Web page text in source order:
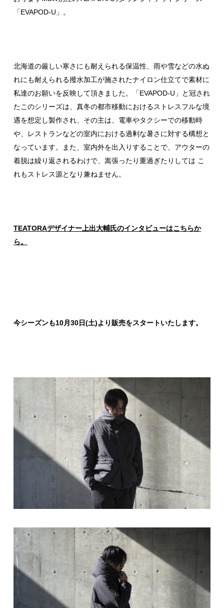
「EVAPOD-U」。
北海道の厳しい寒さにも耐えられる保温性、雨や雪などの水ぬ
れにも耐えられる撥水加工が施されたナイロン仕立てで素材に
私達のお願いを反映して頂きました。「EVAPOD-U」と冠され
たこのシリーズは、真冬の都市移動におけるストレスフルな境
遇を想定し製作され、その主は、電車やタクシーでの移動時
や、レストランなどの室内における過剰な暑さに対する構想と
なっています。また、室内外を出入りすることで、アウターの
着脱は繰り返されるわけで、嵩張ったり重過ぎたりしては こ
れもストレス源となり兼ねません。
TEATORAデザイナー上出大輔氏のインタビューはこちらか
ら。
今シーズンも10月30日(土)より販売をスタートいたします。